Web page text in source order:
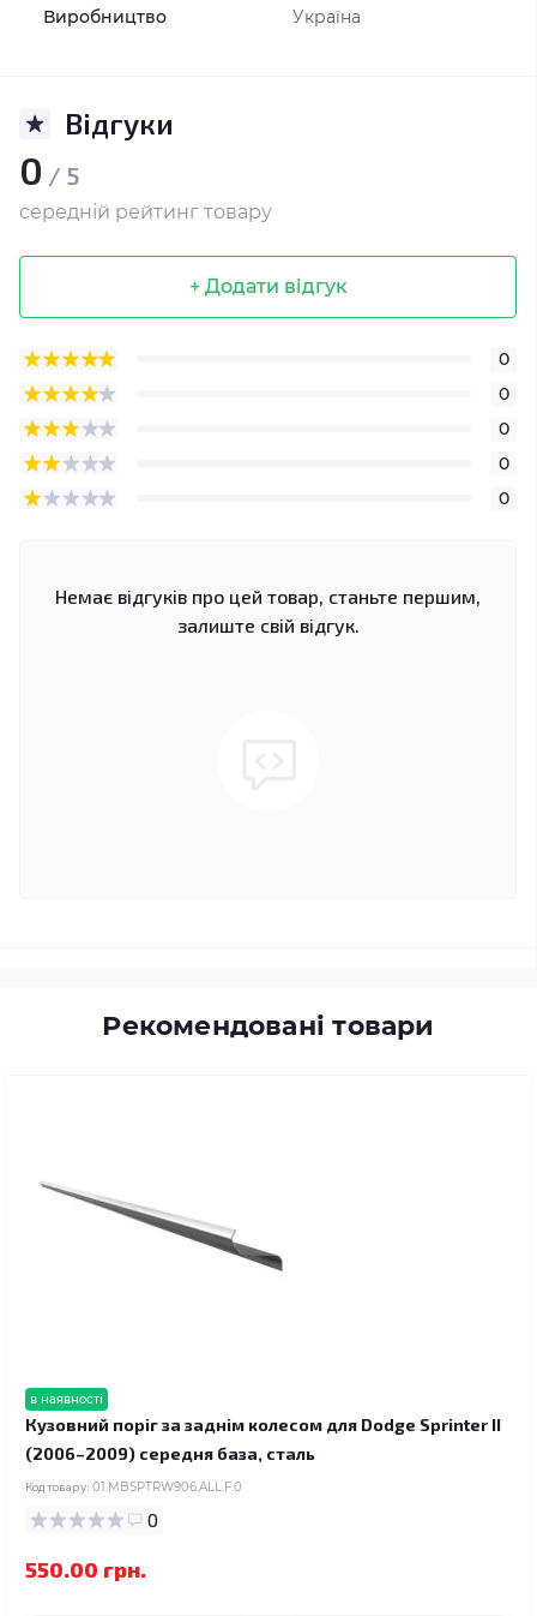
Виробництво Україна
Відгуки
0 / 5
середній рейтинг товару
+ Додати відгук
0
0
0
0
0
Немає відгуків про цей товар, станьте першим,
залиште свій відгук.
Рекомендовані товари
в наявності
Кузовний поріг за заднім колесом для Dodge Sprinter II
(2006–2009) середня база, сталь
Код товару: 01.MBSPTRW906.ALL.F.0
0
550.00 грн.